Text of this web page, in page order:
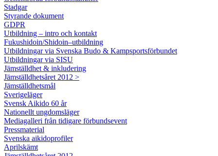
Stadgar
Styrande dokument
GDPR
Utbildning – intro och kontakt
Fukushidoin/Shidoin–utbildning
Utbildningar via Svenska Budo & Kampsportsförbundet
Utbildningar via SISU
Jämställdhet & inkludering
Jämställdhetsåret 2012 >
Jämställdhetsmål
Sverigeläger
Svensk Aikido 60 år
Nationellt ungdomsläger
Mediagalleri från tidigare förbundsevent
Pressmaterial
Svenska aikidoprofiler
Aprilskämt